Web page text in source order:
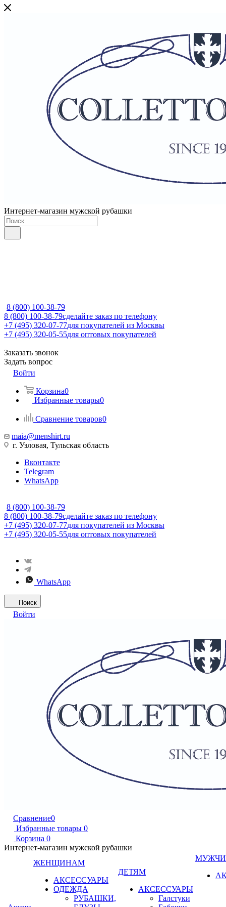
Интернет-магазин мужской рубашки
8 (800) 100-38-79
8 (800) 100-38-79сделайте заказ по телефону
+7 (495) 320-07-77для покупателей из Москвы
+7 (495) 320-05-55для оптовых покупателей
Заказать звонок
Задать вопрос
Войти
Корзина0
Избранные товары0
Сравнение товаров0
maia@menshirt.ru
г. Узловая, Тульская область
Вконтакте
Telegram
WhatsApp
8 (800) 100-38-79
8 (800) 100-38-79сделайте заказ по телефону
+7 (495) 320-07-77для покупателей из Москвы
+7 (495) 320-05-55для оптовых покупателей
WhatsApp
Поиск
Войти
Сравнение0
Избранные товары 0
Корзина 0
Интернет-магазин мужской рубашки
ЖЕНЩИНАМ
АКСЕССУАРЫ
ОДЕЖДА
РУБАШКИ,
ДЕТЯМ
АКСЕССУАРЫ
Галстуки